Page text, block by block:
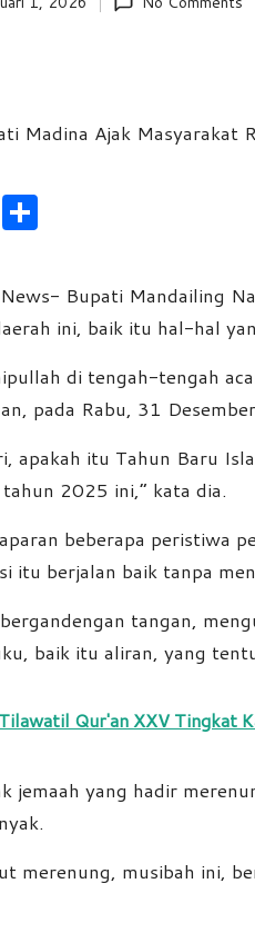
C
o
p ar
e
Bupati Mandailing
ini, baik itu hal-hal
di tengah-tengah
pada Rabu, 31
apakah itu Tahun Baru
2025 ini,” kata dia.
beberapa peristiwa
itu berjalan baik tanpa
tangan,
baik itu aliran, yang
Qur'an XXV Tingkat
jemaah yang hadir
merenung, musibah ini,